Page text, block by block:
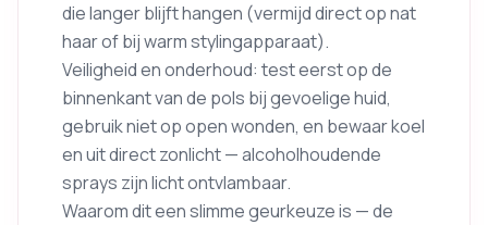
die langer blijft hangen (vermijd direct op nat
haar of bij warm stylingapparaat).
Veiligheid en onderhoud: test eerst op de
binnenkant van de pols bij gevoelige huid,
gebruik niet op open wonden, en bewaar koel
en uit direct zonlicht — alcoholhoudende
sprays zijn licht ontvlambaar.
Waarom dit een slimme geurkeuze is — de